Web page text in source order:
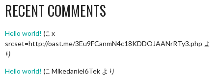
RECENT COMMENTS
Hello world! に x
srcset=http://oast.me/3Eu9FCanmN4c18KDDOJAANrRTy3.php よ
り
Hello world! に Mikedaniel6Tek より